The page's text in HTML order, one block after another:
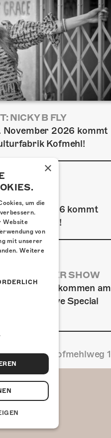
NICKY B FLY
November 2026 kommt
Kofmehl!
Oktober 2026 kommt
Kofmehl!
SUMMER SHOW
Airbourne kommen am
eine exklusive Special
Kofmehlweg 1
×
um die
Website
von
mit unserer
Weitere